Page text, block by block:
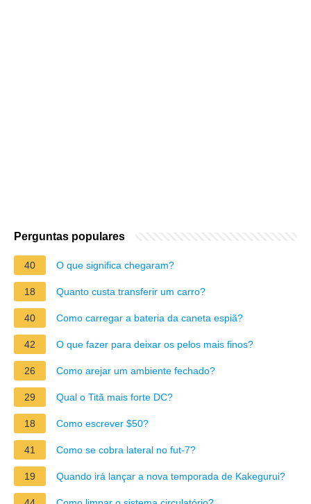
Perguntas populares
40 O que significa chegaram?
18 Quanto custa transferir um carro?
40 Como carregar a bateria da caneta espiã?
42 O que fazer para deixar os pelos mais finos?
26 Como arejar um ambiente fechado?
29 Qual o Titã mais forte DC?
18 Como escrever $50?
41 Como se cobra lateral no fut-7?
19 Quando irá lançar a nova temporada de Kakegurui?